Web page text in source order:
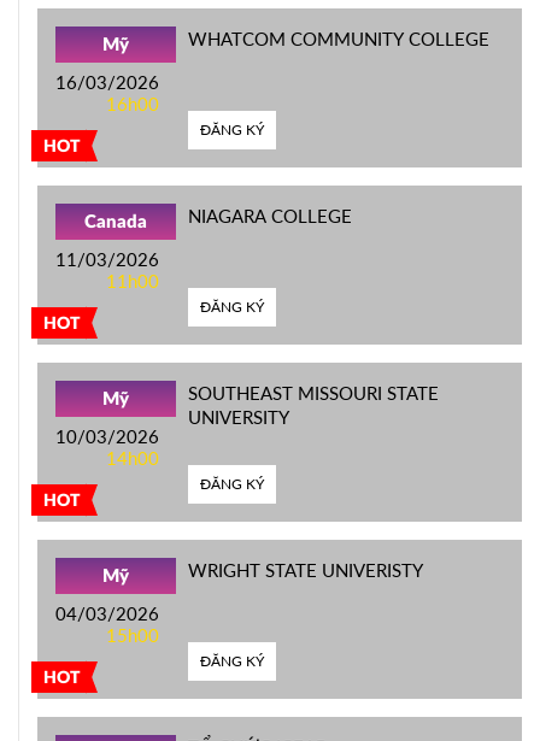
HOT
Mỹ
16/03/2026
16h00
WHATCOM COMMUNITY COLLEGE
ĐĂNG KÝ
HOT
Canada
11/03/2026
11h00
NIAGARA COLLEGE
ĐĂNG KÝ
HOT
Mỹ
10/03/2026
14h00
SOUTHEAST MISSOURI STATE
UNIVERSITY
ĐĂNG KÝ
HOT
Mỹ
04/03/2026
15h00
WRIGHT STATE UNIVERISTY
ĐĂNG KÝ